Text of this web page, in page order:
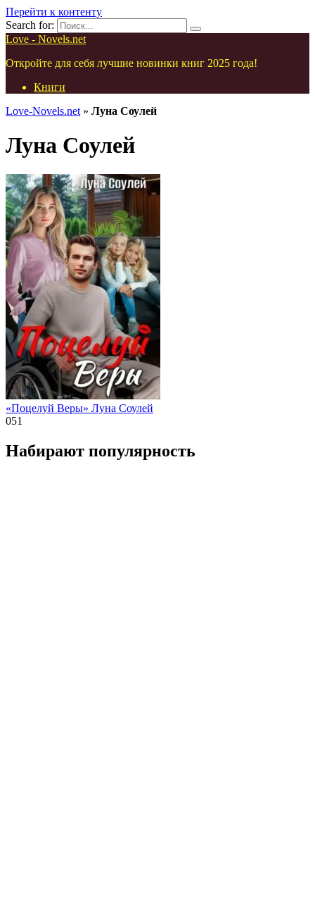
Перейти к контенту
Search for:
Love - Novels.net
Откройте для себя лучшие новинки книг 2025 года!
Книги
Love-Novels.net » Луна Соулей
Луна Соулей
«Поцелуй Веры» Луна Соулей
051
Набирают популярность